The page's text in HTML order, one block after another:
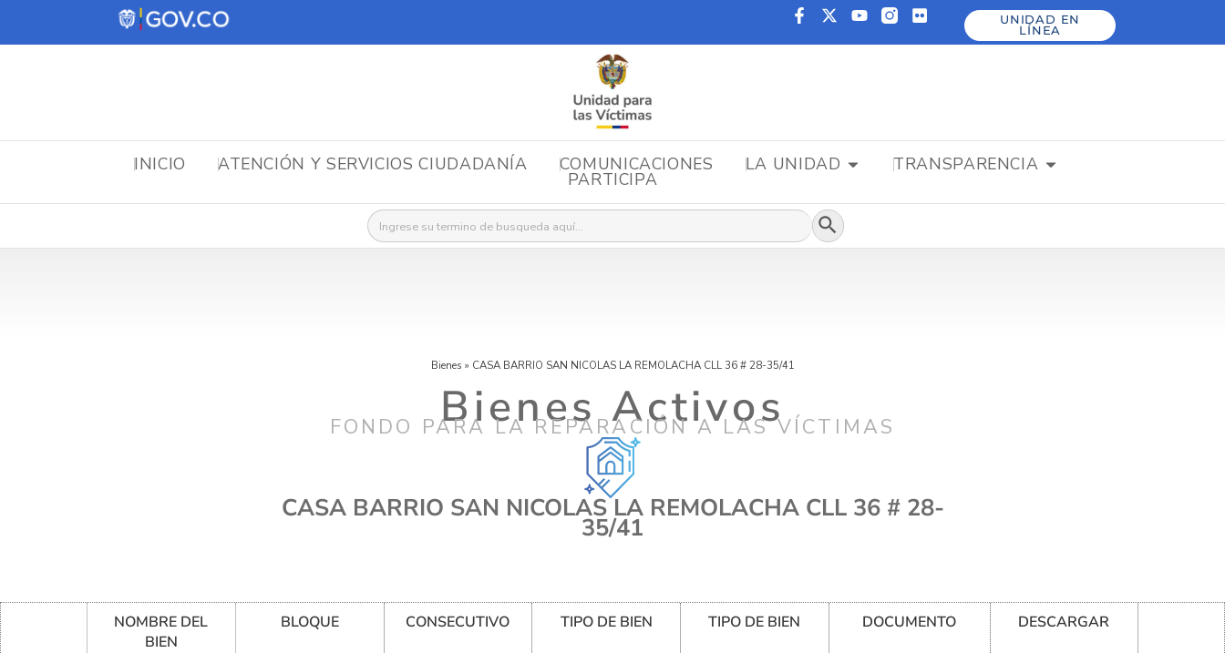
UNIDAD EN
LÍNEA
INICIO ATENCIÓN Y SERVICIOS CIUDADANÍA COMUNICACIONES LA UNIDAD TRANSPARENCIA
PARTICIPA
Buscar: Botón de búsqueda
Bienes » CASA BARRIO SAN NICOLAS LA REMOLACHA CLL 36 # 28-35/41
Bienes Activos
FONDO PARA LA REPARACIÓN A LAS VÍCTIMAS
CASA BARRIO SAN NICOLAS LA REMOLACHA CLL 36 # 28-
35/41
NOMBRE DEL
BIEN
BLOQUE CONSECUTIVO TIPO DE BIEN TIPO DE BIEN DOCUMENTO DESCARGAR